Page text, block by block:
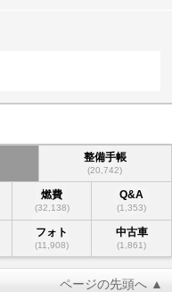
整備手帳
(20,742)
燃費
(32,138)
Q&A
(1,353)
フォト
(11,908)
中古車
(1,861)
ページの先頭へ ▲